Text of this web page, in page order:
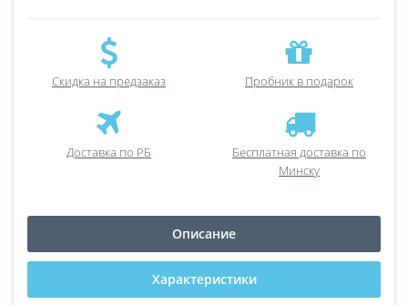
Скидка на предзаказ Пробник в подарок
Доставка по РБ
Бесплатная доставка по
Минску
Описание
Характеристики